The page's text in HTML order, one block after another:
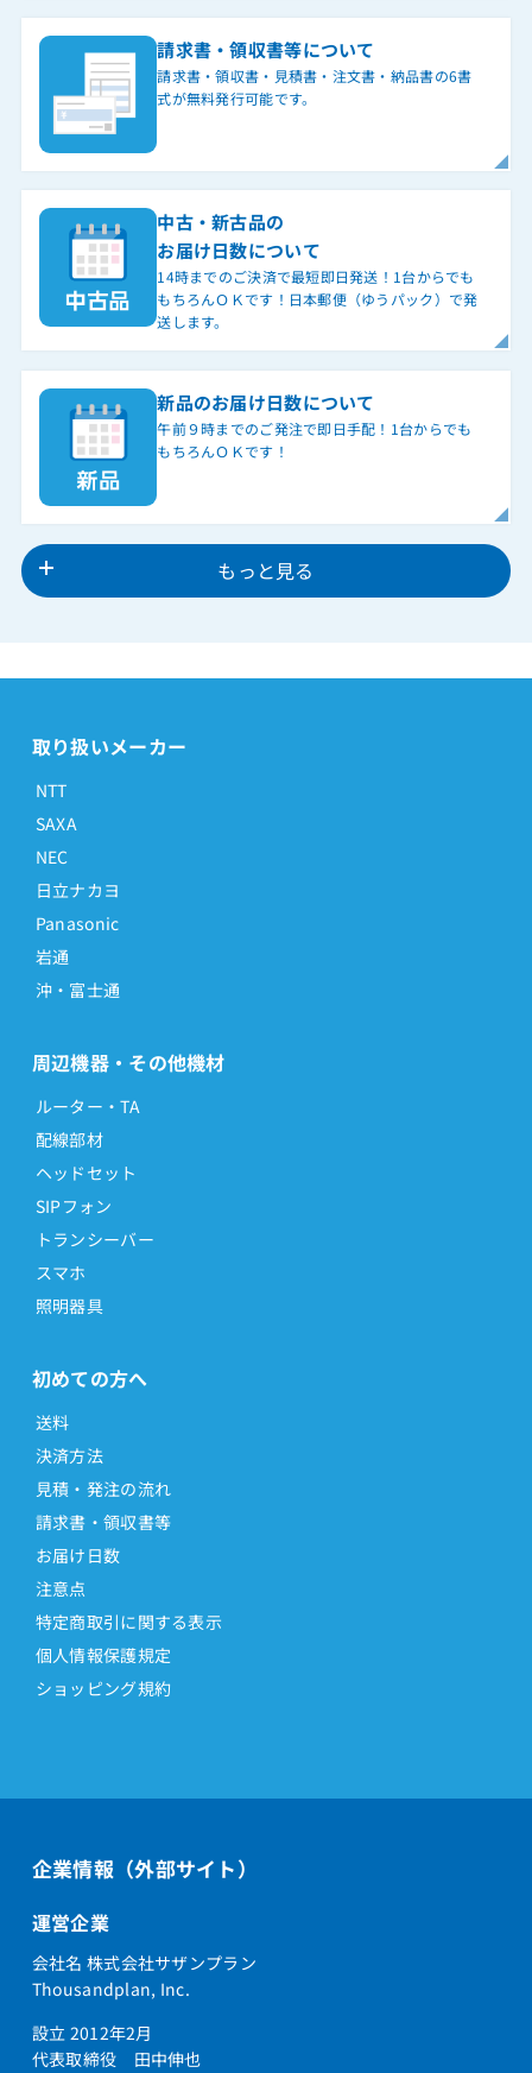
請求書・領収書等について
請求書・領収書・見積書・注文書・納品書の6書
式が無料発行可能です。
中古・新古品の
お届け日数について
14時までのご決済で最短即日発送！1台からでも
もちろんＯＫです！日本郵便（ゆうパック）で発
送します。
新品のお届け日数について
午前９時までのご発注で即日手配！1台からでも
もちろんＯＫです！
もっと見る
取り扱いメーカー
NTT
SAXA
NEC
日立ナカヨ
Panasonic
岩通
沖・富士通
周辺機器・その他機材
ルーター・TA
配線部材
ヘッドセット
SIPフォン
トランシーバー
スマホ
照明器具
初めての方へ
送料
決済方法
見積・発注の流れ
請求書・領収書等
お届け日数
注意点
特定商取引に関する表示
個人情報保護規定
ショッピング規約
企業情報（外部サイト）
運営企業
会社名 株式会社サザンプラン
Thousandplan, Inc.
設立 2012年2月
代表取締役 田中伸也